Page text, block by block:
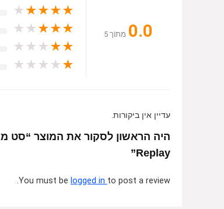
0.0 מִתוֹך 5
★
★
★
★
★
★
★
★
★
★
★
★
★
★
★
★
★
★
★
★
עדיין אין ביקורות.
Replay”
You must be logged in to post a review.